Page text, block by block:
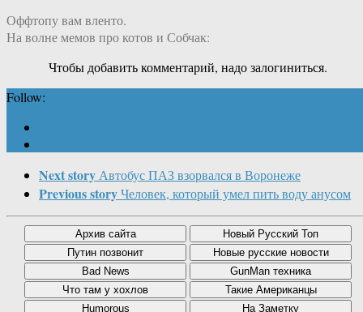
Оффтопу вам вленто.
На волне мемов про котов и Собчак:
Чтобы добавить комментарий, надо залогиниться.
Follow:
Next storyАвтобус ПАЗ взорвался в Воронеже
Previous storyЧеловек, который умел пить воду анусом